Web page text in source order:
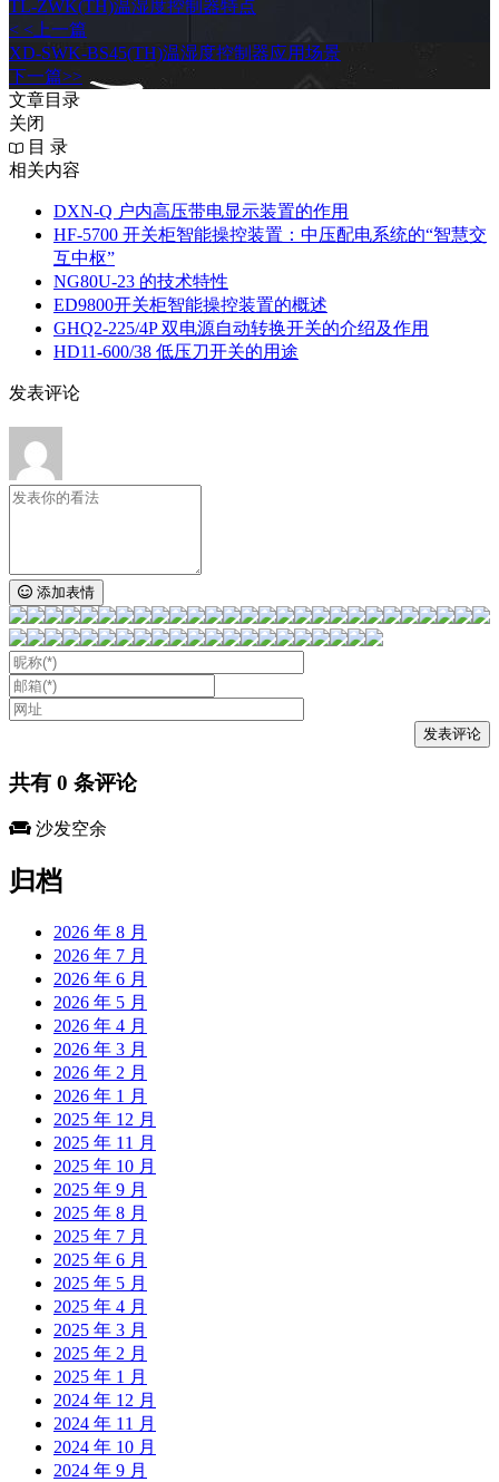
TL-ZWK(TH)温湿度控制器特点
< <上一篇
XD-SWK-BS45(TH)温湿度控制器应用场景
下一篇>>
文章目录
关闭
目 录
相关内容
DXN‑Q 户内高压带电显示装置的作用
HF-5700 开关柜智能操控装置：中压配电系统的“智慧交
互中枢”
NG80U-23 的技术特性
ED9800开关柜智能操控装置的概述
GHQ2-225/4P 双电源自动转换开关的介绍及作用
HD11-600/38 低压刀开关的用途
发表评论
添加表情
共有 0 条评论
沙发空余
归档
2026 年 8 月
2026 年 7 月
2026 年 6 月
2026 年 5 月
2026 年 4 月
2026 年 3 月
2026 年 2 月
2026 年 1 月
2025 年 12 月
2025 年 11 月
2025 年 10 月
2025 年 9 月
2025 年 8 月
2025 年 7 月
2025 年 6 月
2025 年 5 月
2025 年 4 月
2025 年 3 月
2025 年 2 月
2025 年 1 月
2024 年 12 月
2024 年 11 月
2024 年 10 月
2024 年 9 月